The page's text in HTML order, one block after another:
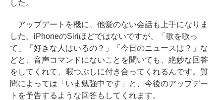
した。
アップデートを機に、他愛のない会話も上手になりま
した。iPhoneのSiriほどではないですが、「歌を歌っ
て」「好きな人はいるの？」「今日のニュースは？」な
どと、音声コマンドにないことを聞いても、絶妙な回答
をしてくれて、暇つぶしに付き合ってくれるんです。質
問によっては「いま勉強中です」と、今後のアップデー
トを予告するような回答もしてくれます。